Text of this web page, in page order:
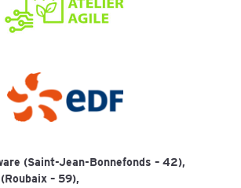
(Saint-Jean-Bonnefonds – 42),
– 59),